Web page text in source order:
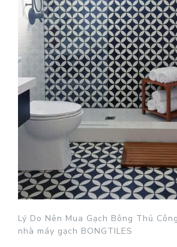
Lý Do Nên Mua Gạch Bông Thủ
nhà máy gạch BONGTILES